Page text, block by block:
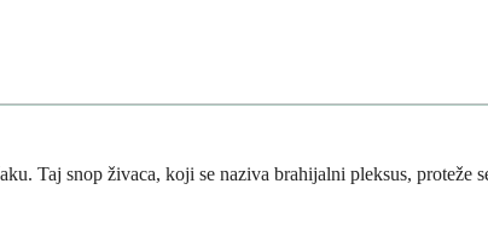
Taj snop živaca, koji se naziva brahijalni pleksus, proteže